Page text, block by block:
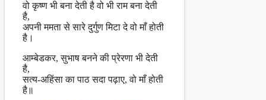
वो कृष्ण भी बना देती है वो भी राम बना देती
है,
अपनी ममता से सारे दुर्गुण मिटा दे वो माँ होती
है।
आम्बेडकर, सुभाष बनने की प्रेरणा भी देती
है,
सत्य-अहिंसा का पाठ सदा पढ़ाए, वो माँ होती
है॥